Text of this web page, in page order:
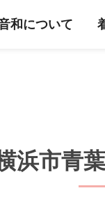
和について
浜市青